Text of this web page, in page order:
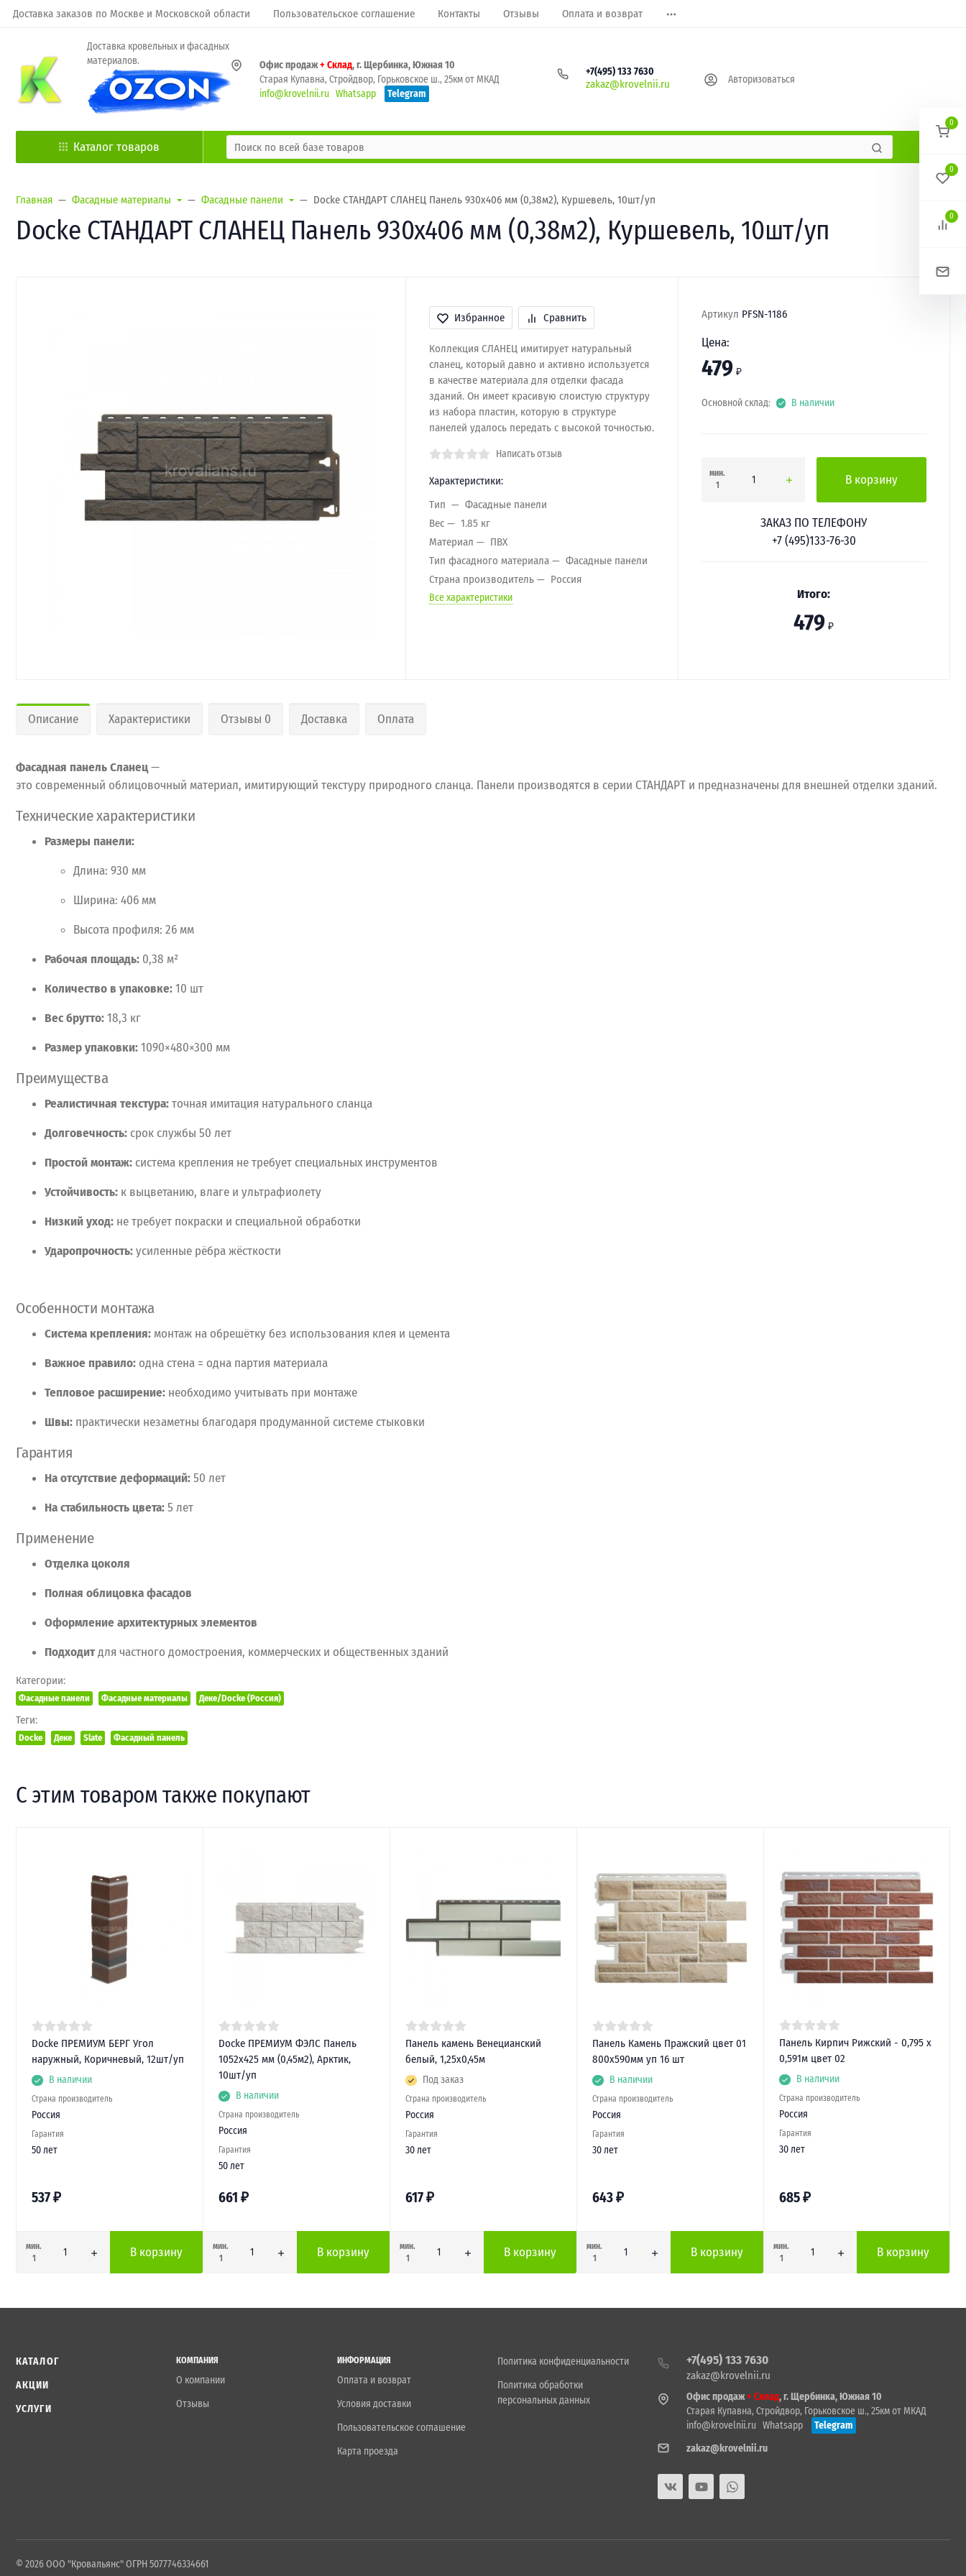
Доставка заказов по Москве и Московской области Пользовательское соглашение Контакты Отзывы Оплата и возврат
Доставка кровельных и фасадных
материалов.
Офис продаж+ Склад, г. Щербинка, Южная 10
Старая Купавна, Стройдвор, Горьковское ш., 25км от МКАД
info@krovelnii.ru Whatsapp Telegram
+7(495) 133 7630
zakaz@krovelnii.ru Авторизоваться
Каталог товаров
Главная Фасадные материалы Фасадные панели Docke СТАНДАРТ СЛАНЕЦ Панель 930х406 мм (0,38м2), Куршевель, 10шт/уп
Docke СТАНДАРТ СЛАНЕЦ Панель 930х406 мм (0,38м2), Куршевель, 10шт/уп
Избранное Сравнить
Коллекция СЛАНЕЦ имитирует натуральный
сланец, который давно и активно используется
в качестве материала для отделки фасада
зданий. Он имеет красивую слоистую структуру
из набора пластин, которую в структуре
панелей удалось передать с высокой точностью.
Написать отзыв
Характеристики:
Тип
Фасадные панели
Вес
1.85 кг
Материал
ПВХ
Тип фасадного материала
Фасадные панели
Страна производитель
Россия
Все характеристики
Артикул PFSN-1186
Цена:
479 ₽
Основной склад: В наличии
мин.
1
В корзину
ЗАКАЗ ПО ТЕЛЕФОНУ
+7 (495)133-76-30
Итого:
479 ₽
Описание Характеристики Отзывы 0 Доставка Оплата
Фасадная панельСланец—
это современный облицовочный материал, имитирующий текстуру природного сланца. Панели производятся в серии СТАНДАРТ и предназначены для внешней отделки зданий.
Техническиехарактеристики
Размеры панели:
Длина: 930 мм
Ширина: 406 мм
Высота профиля: 26 мм
Рабочая площадь: 0,38 м²
Количество в упаковке:10 шт
Весбрутто:18,3 кг
Размерупаковки:1090×480×300 мм
Преимущества
Реалистичная текстура:точная имитация натурального сланца
Долговечность: срок службы 50 лет
Простоймонтаж: система крепления нетребует специальных инструментов
Устойчивость: к выцветанию, влаге и ультрафиолету
Низкийуход: нетребует покраски и специальной обработки
Ударопрочность:усиленные рёбражёсткости
Особенности монтажа
Система крепления: монтаж на обрешётку без использования клея и цемента
Важное правило: одна стена = одна партия материала
Тепловое расширение: необходимо учитывать при монтаже
Швы: практически незаметны благодаря продуманной системе стыковки
Гарантия
Наотсутствиедеформаций:50 лет
Настабильность цвета:5 лет
Применение
Отделка цоколя
Полная облицовкафасадов
Оформлениеархитектурныхэлементов
Подходитдля частного домостроения, коммерческих и общественныхзданий
Категории:
Фасадные панели Фасадные материалы Деке/Docke (Россия)
Теги:
Docke Деке Slate Фасадный панель
С этим товаром также покупают
Docke ПРЕМИУМ БЕРГ Угол
наружный, Коричневый, 12шт/уп
В наличии
Страна производитель
Россия
Гарантия
50 лет
537₽
мин.
1
В корзину
Docke ПРЕМИУМ ФЭЛС Панель
1052х425 мм (0,45м2), Арктик,
10шт/уп
В наличии
Страна производитель
Россия
Гарантия
50 лет
661 ₽
мин.
1
В корзину
Панель камень Венецианский
белый, 1,25х0,45м
Под заказ
Страна производитель
Россия
Гарантия
30 лет
617₽
мин.
1
В корзину
Панель Камень Пражский цвет 01
800х590мм уп 16 шт
В наличии
Страна производитель
Россия
Гарантия
30 лет
643₽
мин.
1
В корзину
Панель Кирпич Рижский - 0,795 х
0,591м цвет 02
В наличии
Страна производитель
Россия
Гарантия
30 лет
685₽
мин.
1
В корзину
КАТАЛОГ
АКЦИИ
УСЛУГИ
КОМПАНИЯ
О компании
Отзывы
ИНФОРМАЦИЯ
Оплата и возврат
Условия доставки
Пользовательское соглашение
Карта проезда
Политика конфиденциальности
Политика обработки
персональных данных
+7(495) 133 7630
zakaz@krovelnii.ru
Офис продаж+ Склад, г. Щербинка, Южная 10
Старая Купавна, Стройдвор, Горьковское ш., 25км от МКАД
info@krovelnii.ru
Whatsapp
Telegram
zakaz@krovelnii.ru
© 2026 ООО "Кровальянс" ОГРН 5077746334661
0
0
0